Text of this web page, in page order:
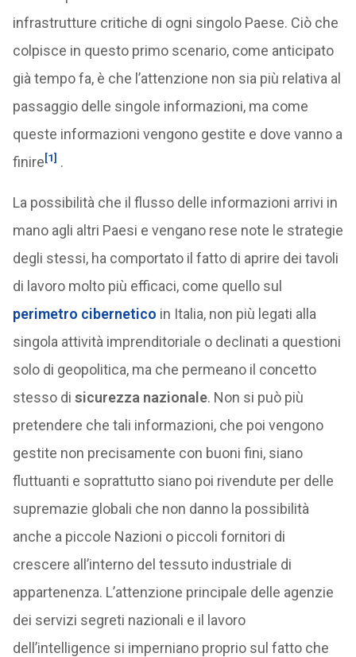
infrastrutture critiche di ogni singolo Paese. Ciò che
colpisce in questo primo scenario, come anticipato
già tempo fa, è che l’attenzione non sia più relativa al
passaggio delle singole informazioni, ma come
queste informazioni vengono gestite e dove vanno a
finire[1] .
La possibilità che il flusso delle informazioni arrivi in
mano agli altri Paesi e vengano rese note le strategie
degli stessi, ha comportato il fatto di aprire dei tavoli
di lavoro molto più efficaci, come quello sul
perimetro cibernetico in Italia, non più legati alla
singola attività imprenditoriale o declinati a questioni
solo di geopolitica, ma che permeano il concetto
stesso di sicurezza nazionale. Non si può più
pretendere che tali informazioni, che poi vengono
gestite non precisamente con buoni fini, siano
fluttuanti e soprattutto siano poi rivendute per delle
supremazie globali che non danno la possibilità
anche a piccole Nazioni o piccoli fornitori di
crescere all’interno del tessuto industriale di
appartenenza. L’attenzione principale delle agenzie
dei servizi segreti nazionali e il lavoro
dell’intelligence si imperniano proprio sul fatto che